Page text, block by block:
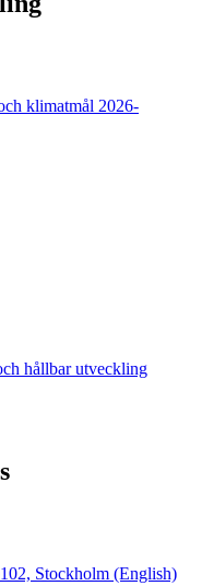
klimatmål 2026-
hållbar utveckling
Stockholm (English)